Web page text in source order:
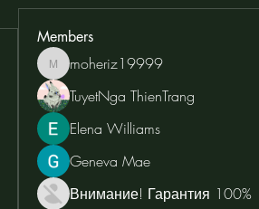
Members
moheriz19999
moheriz19999
TuyetNga ThienTrang
Elena Williams
Geneva Mae
Внимание! Гарантия 100%